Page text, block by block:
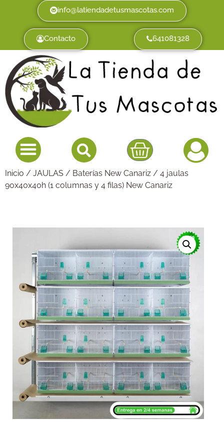
info@latiendadetusmascotas.com
Contacto 641081328
Inicio / JAULAS / Baterías New Canariz / 4 jaulas
90x40x40h (1 columnas y 4 filas) New Canariz